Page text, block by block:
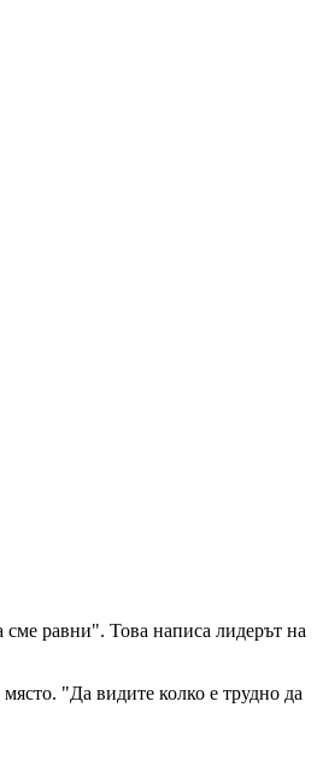
равни". Това написа лидерът на
"Да видите колко е трудно да